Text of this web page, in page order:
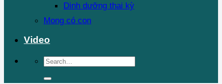
Dinh dưỡng thai kỳ
Mong có con
Video